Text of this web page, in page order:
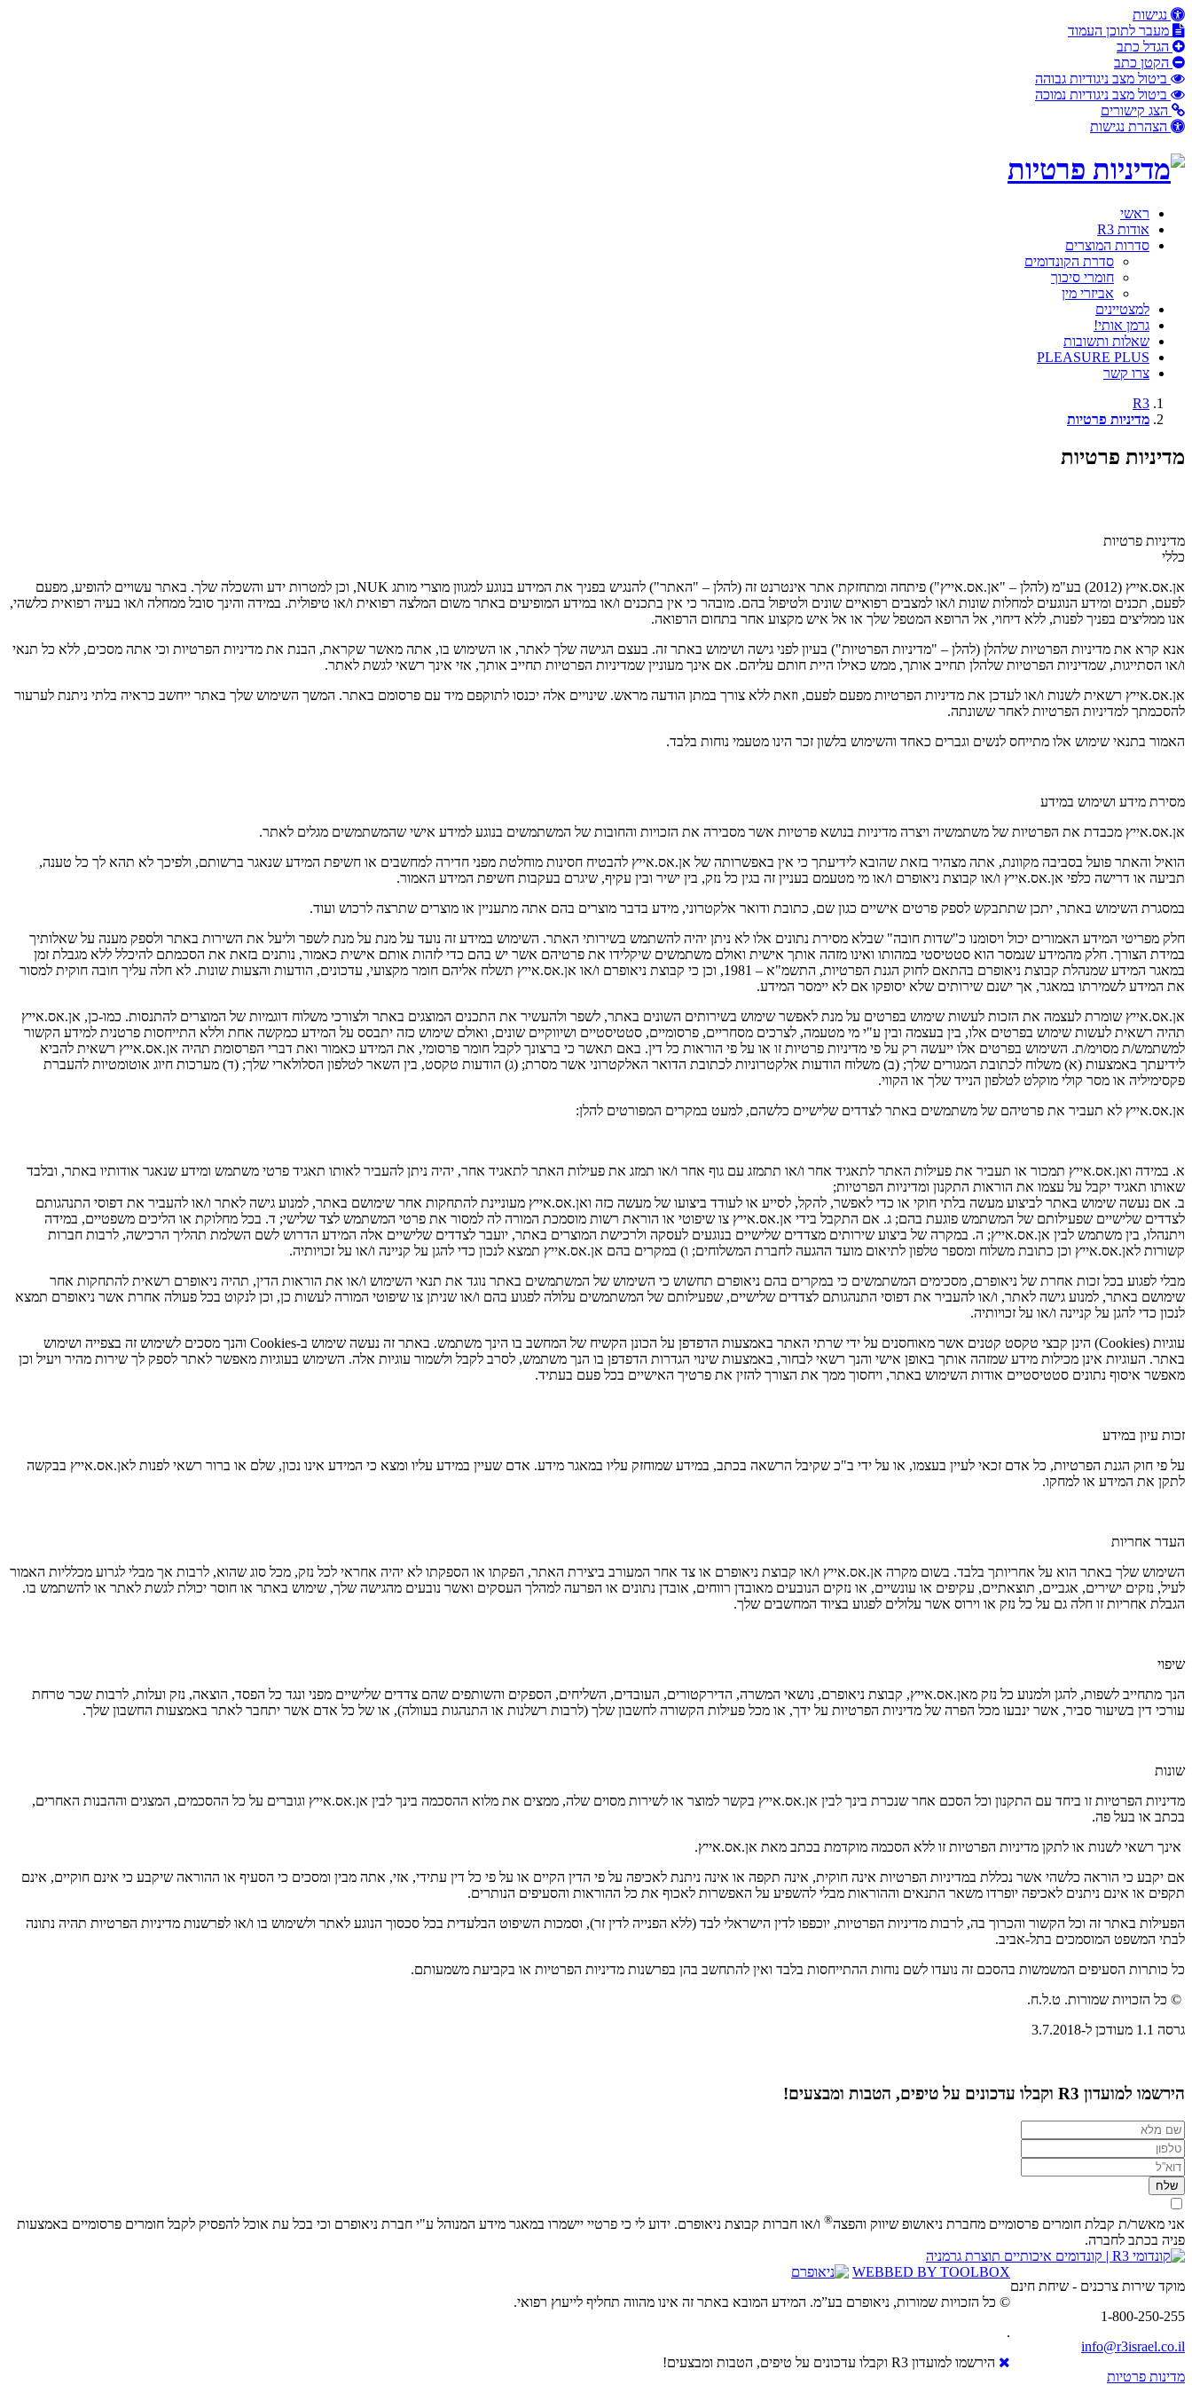
נגישות
מעבר לתוכן העמוד
הגדל כתב
הקטן כתב
ביטול מצב ניגודיות גבוהה
ביטול מצב ניגודיות נמוכה
הצג קישורים
הצהרת נגישות
פתח
תפריט
ראשי
אודות R3
סדרות המוצרים
סדרת הקונדומים
חומרי סיכוך
אביזרי מין
למצטיינים
גרמן אותי!
שאלות ותשובות
PLEASURE PLUS
צרו קשר
R3
מדיניות פרטיות
מדיניות פרטיות
מדיניות פרטיות
כללי
אן.אס.אייץ (2012) בע"מ (להלן – "אן.אס.אייץ") פיתחה ומתחזקת אתר אינטרנט זה (להלן – "האתר") להנגיש בפניך את המידע בנוגע למגוון מוצרי מותג NUK, וכן למטרות ידע והשכלה שלך. באתר עשויים להופיע, מפעם
לפעם, תכנים ומידע הנוגעים למחלות שונות ו/או למצבים רפואיים שונים ולטיפול בהם. מובהר כי אין בתכנים ו/או במידע המופיעים באתר משום המלצה רפואית ו/או טיפולית. במידה והינך סובל ממחלה ו/או בעיה רפואית כלשהי,
אנו ממליצים בפניך לפנות, ללא דיחוי, אל הרופא המטפל שלך או אל איש מקצוע אחר בתחום הרפואה.
אנא קרא את מדיניות הפרטיות שלהלן (להלן – "מדיניות הפרטיות") בעיון לפני גישה ושימוש באתר זה. בעצם הגישה שלך לאתר, או השימוש בו, אתה מאשר שקראת, הבנת את מדיניות הפרטיות וכי אתה מסכים, ללא כל תנאי
ו/או הסתייגות, שמדיניות הפרטיות שלהלן תחייב אותך, ממש כאילו היית חותם עליהם. אם אינך מעוניין שמדיניות הפרטיות תחייב אותך, אזי אינך רשאי לגשת לאתר.
אן.אס.אייץ רשאית לשנות ו/או לעדכן את מדיניות הפרטיות מפעם לפעם, וזאת ללא צורך במתן הודעה מראש. שינויים אלה יכנסו לתוקפם מיד עם פרסומם באתר. המשך השימוש שלך באתר ייחשב כראיה בלתי ניתנת לערעור
להסכמתך למדיניות הפרטיות לאחר ששונתה.
האמור בתנאי שימוש אלו מתייחס לנשים וגברים כאחד והשימוש בלשון זכר הינו מטעמי נוחות בלבד.
מסירת מידע ושימוש במידע
אן.אס.אייץ מכבדת את הפרטיות של משתמשיה ויצרה מדיניות בנושא פרטיות אשר מסבירה את הזכויות והחובות של המשתמשים בנוגע למידע אישי שהמשתמשים מגלים לאתר.
הואיל והאתר פועל בסביבה מקוונת, אתה מצהיר בזאת שהובא לידיעתך כי אין באפשרותה של אן.אס.אייץ להבטיח חסינות מוחלטת מפני חדירה למחשבים או חשיפת המידע שנאגר ברשותם, ולפיכך לא תהא לך כל טענה,
תביעה או דרישה כלפי אן.אס.אייץ ו/או קבוצת ניאופרם ו/או מי מטעמם בעניין זה בגין כל נזק, בין ישיר ובין עקיף, שיגרם בעקבות חשיפת המידע האמור.
במסגרת השימוש באתר, יתכן שתתבקש לספק פרטים אישיים כגון שם, כתובת ודואר אלקטרוני, מידע בדבר מוצרים בהם אתה מתעניין או מוצרים שתרצה לרכוש ועוד.
חלק מפריטי המידע האמורים יכול ויסומנו כ"שדות חובה" שבלא מסירת נתונים אלו לא ניתן יהיה להשתמש בשירותי האתר. השימוש במידע זה נועד על מנת על מנת לשפר וליעל את השירות באתר ולספק מענה על שאלותיך
במידת הצורך. חלק מהמידע שנמסר הוא סטטיסטי במהותו ואינו מזהה אותך אישית ואולם משתמשים שיקלידו את פרטיהם אשר יש בהם כדי לזהות אותם אישית כאמור, נותנים בזאת את הסכמתם להיכלל ללא מגבלת זמן
במאגר המידע שמנהלת קבוצת ניאופרם בהתאם לחוק הגנת הפרטיות, התשמ"א – 1981, וכן כי קבוצת ניאופרם ו/או אן.אס.אייץ תשלח אליהם חומר מקצועי, עדכונים, הודעות והצעות שונות. לא חלה עליך חובה חוקית למסור
את המידע לשמירתו במאגר, אך ישנם שירותים שלא יסופקו אם לא יימסר המידע.
אן.אס.אייץ שומרת לעצמה את הזכות לעשות שימוש בפרטים על מנת לאפשר שימוש בשירותים השונים באתר, לשפר ולהעשיר את התכנים המוצגים באתר ולצורכי משלוח דוגמיות של המוצרים להתנסות. כמו-כן, אן.אס.אייץ
תהיה רשאית לעשות שימוש בפרטים אלו, בין בעצמה ובין ע"י מי מטעמה, לצרכים מסחריים, פרסומיים, סטטיסטיים ושיווקיים שונים, ואולם שימוש כזה יתבסס על המידע כמקשה אחת וללא התייחסות פרטנית למידע הקשור
למשתמש/ת מסוימ/ת. השימוש בפרטים אלו ייעשה רק על פי מדיניות פרטיות זו או על פי הוראות כל דין. באם תאשר כי ברצונך לקבל חומר פרסומי, את המידע כאמור ואת דברי הפרסומת תהיה אן.אס.אייץ רשאית להביא
לידיעתך באמצעות (א) משלוח לכתובת המגורים שלך; (ב) משלוח הודעות אלקטרוניות לכתובת הדואר האלקטרוני אשר מסרת; (ג) הודעות טקסט, בין השאר לטלפון הסלולארי שלך; (ד) מערכות חיוג אוטומטיות להעברת
פקסימיליה או מסר קולי מוקלט לטלפון הנייד שלך או הקווי.
אן.אס.אייץ לא תעביר את פרטיהם של משתמשים באתר לצדדים שלישיים כלשהם, למעט במקרים המפורטים להלן:
א. במידה ואן.אס.אייץ תמכור או תעביר את פעילות האתר לתאגיד אחר ו/או תתמזג עם גוף אחר ו/או תמזג את פעילות האתר לתאגיד אחר, יהיה ניתן להעביר לאותו תאגיד פרטי משתמש ומידע שנאגר אודותיו באתר, ובלבד
שאותו תאגיד יקבל על עצמו את הוראות התקנון ומדיניות הפרטיות;
ב. אם נעשה שימוש באתר לביצוע מעשה בלתי חוקי או כדי לאפשר, להקל, לסייע או לעודד ביצועו של מעשה כזה ואן.אס.אייץ מעוניינת להתחקות אחר שימושם באתר, למנוע גישה לאתר ו/או להעביר את דפוסי התנהגותם
לצדדים שלישיים שפעילותם של המשתמש פוגעת בהם; ג. אם התקבל בידי אן.אס.אייץ צו שיפוטי או הוראת רשות מוסמכת המורה לה למסור את פרטי המשתמש לצד שלישי; ד. בכל מחלוקת או הליכים משפטיים, במידה
ויתנהלו, בין משתמש לבין אן.אס.אייץ; ה. במקרה של ביצוע שירותים מצדדים שלישיים בנוגעים לעסקה ולרכישת המוצרים באתר, יועבר לצדדים שלישיים אלה המידע הדרוש לשם השלמת תהליך הרכישה, לרבות חברות
קשורות לאן.אס.אייץ וכן כתובת משלוח ומספר טלפון לתיאום מועד ההגעה לחברת המשלוחים; ו) במקרים בהם אן.אס.אייץ תמצא לנכון כדי להגן על קניינה ו/או על זכויותיה.
מבלי לפגוע בכל זכות אחרת של ניאופרם, מסכימים המשתמשים כי במקרים בהם ניאופרם תחשוש כי השימוש של המשתמשים באתר נוגד את תנאי השימוש ו/או את הוראות הדין, תהיה ניאופרם רשאית להתחקות אחר
שימושם באתר, למנוע גישה לאתר, ו/או להעביר את דפוסי התנהגותם לצדדים שלישיים, שפעילותם של המשתמשים עלולה לפגוע בהם ו/או שניתן צו שיפוטי המורה לעשות כן, וכן לנקוט בכל פעולה אחרת אשר ניאופרם תמצא
לנכון כדי להגן על קניינה ו/או על זכויותיה.
עוגיות (Cookies) הינן קבצי טקסט קטנים אשר מאוחסנים על ידי שרתי האתר באמצעות הדפדפן על הכונן הקשיח של המחשב בו הינך משתמש. באתר זה נעשה שימוש ב-Cookies והנך מסכים לשימוש זה בצפייה ושימוש
באתר. העוגיות אינן מכילות מידע שמזהה אותך באופן אישי והנך רשאי לבחור, באמצעות שינוי הגדרות הדפדפן בו הנך משתמש, לסרב לקבל ולשמור עוגיות אלה. השימוש בעוגיות מאפשר לאתר לספק לך שירות מהיר ויעיל וכן
מאפשר איסוף נתונים סטטיסטיים אודות השימוש באתר, ויחסוך ממך את הצורך להזין את פרטיך האישיים בכל פעם בעתיד.
זכות עיון במידע
על פי חוק הגנת הפרטיות, כל אדם זכאי לעיין בעצמו, או על ידי ב"כ שקיבל הרשאה בכתב, במידע שמוחזק עליו במאגר מידע. אדם שעיין במידע עליו ומצא כי המידע אינו נכון, שלם או ברור רשאי לפנות לאן.אס.אייץ בבקשה
לתקן את המידע או למחקו.
העדר אחריות
השימוש שלך באתר הוא על אחריותך בלבד. בשום מקרה אן.אס.אייץ ו/או קבוצת ניאופרם או צד אחר המעורב ביצירת האתר, הפקתו או הספקתו לא יהיה אחראי לכל נזק, מכל סוג שהוא, לרבות אך מבלי לגרוע מכלליות האמור
לעיל, נזקים ישירים, אגביים, תוצאתיים, עקיפים או עונשיים, או נזקים הנובעים מאובדן רווחים, אובדן נתונים או הפרעה למהלך העסקים ואשר נובעים מהגישה שלך, שימוש באתר או חוסר יכולת לגשת לאתר או להשתמש בו.
הגבלת אחריות זו חלה גם על כל נזק או וירוס אשר עלולים לפגוע בציוד המחשבים שלך.
שיפוי
הנך מתחייב לשפות, להגן ולמנוע כל נזק מאן.אס.אייץ, קבוצת ניאופרם, נושאי המשרה, הדירקטורים, העובדים, השליחים, הספקים והשותפים שהם צדדים שלישיים מפני ונגד כל הפסד, הוצאה, נזק ועלות, לרבות שכר טרחת
עורכי דין בשיעור סביר, אשר ינבעו מכל הפרה של מדיניות הפרטיות על ידך, או מכל פעילות הקשורה לחשבון שלך (לרבות רשלנות או התנהגות בעוולה), או של כל אדם אשר יתחבר לאתר באמצעות החשבון שלך.
שונות
מדיניות הפרטיות זו ביחד עם התקנון וכל הסכם אחר שנכרת בינך לבין אן.אס.אייץ בקשר למוצר או לשירות מסוים שלה, ממצים את מלוא ההסכמה בינך לבין אן.אס.אייץ וגוברים על כל ההסכמים, המצגים וההבנות האחרים,
בכתב או בעל פה.
אינך רשאי לשנות או לתקן מדיניות הפרטיות זו ללא הסכמה מוקדמת בכתב מאת אן.אס.אייץ.
אם יקבע כי הוראה כלשהי אשר נכללת במדיניות הפרטיות אינה חוקית, אינה תקפה או אינה ניתנת לאכיפה על פי הדין הקיים או על פי כל דין עתידי, אזי, אתה מבין ומסכים כי הסעיף או ההוראה שיקבע כי אינם חוקיים, אינם
תקפים או אינם ניתנים לאכיפה יופרדו משאר התנאים וההוראות מבלי להשפיע על האפשרות לאכוף את כל ההוראות והסעיפים הנותרים.
הפעילות באתר זה וכל הקשור והכרוך בה, לרבות מדיניות הפרטיות, יוכפפו לדין הישראלי לבד (ללא הפנייה לדין זר), וסמכות השיפוט הבלעדית בכל סכסוך הנוגע לאתר ולשימוש בו ו/או לפרשנות מדיניות הפרטיות תהיה נתונה
לבתי המשפט המוסמכים בתל-אביב.
כל כותרות הסעיפים המשמשות בהסכם זה נועדו לשם נוחות ההתייחסות בלבד ואין להתחשב בהן בפרשנות מדיניות הפרטיות או בקביעת משמעותם.
© כל הזכויות שמורות. ט.ל.ח.
גרסה 1.1 מעודכן ל-3.7.2018
הירשמו למועדון R3 וקבלו עדכונים על טיפים, הטבות ומבצעים!
שם
מלא
טלפון
דוא"ל
אני מאשר/ת קבלת חומרים פרסומיים מחברת ניאושופ שיווק והפצה® ו/או חברות קבוצת ניאופרם. ידוע לי כי פרטיי יישמרו במאגר מידע המנוהל ע"י חברת ניאופרם וכי בכל עת אוכל להפסיק לקבל חומרים פרסומיים באמצעות
פניה בכתב לחברה.
מוקד שירות צרכנים - שיחת חינם
1-800-250-255
info@r3israel.co.il
מדינות פרטיות
R3
R3
R3
WEBBED BY TOOLBOX
© כל הזכויות שמורות, ניאופרם בע”מ. המידע המובא באתר זה אינו מהווה תחליף לייעוץ רפואי.
.
באינסטגרם
בפייסבוק
ביו-טיוב
TOP
Close
הירשמו למועדון R3 וקבלו עדכונים על טיפים, הטבות ומבצעים!